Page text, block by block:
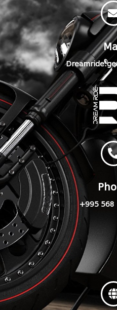
+995 568